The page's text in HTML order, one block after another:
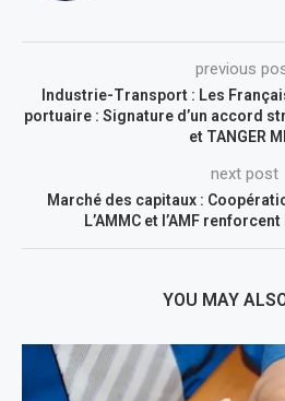
previous
Industrie-Transport : Les
portuaire : Signature d’un accord
et TANGER
next post
Marché des capitaux :
L’AMMC et l’AMF
YOU MAY